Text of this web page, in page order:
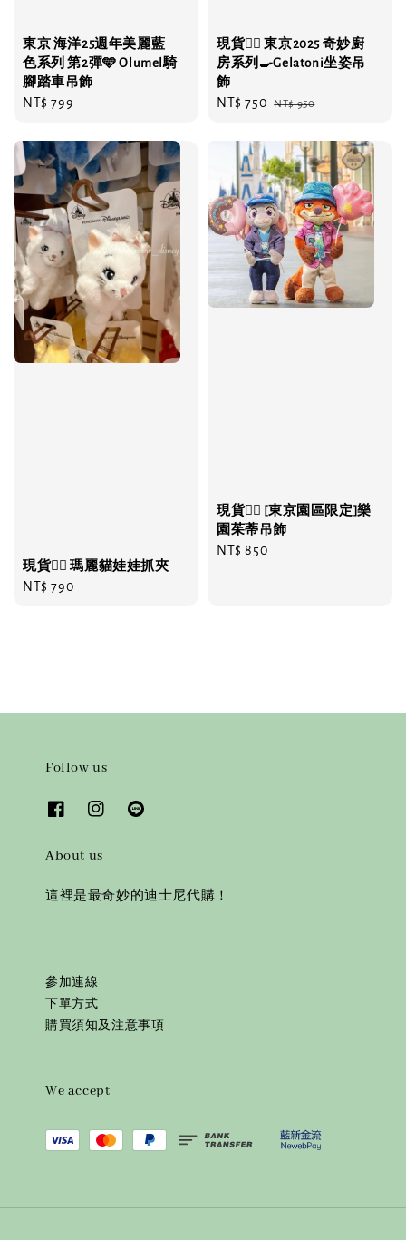
東京 海洋25週年美麗藍
色系列 第2彈🩵 Olumel騎
腳踏車吊飾
Regular
NT$ 799
現貨❤️‍🔥 東京2025 奇妙廚
房系列🍳Gelatoni坐姿吊
飾
Sale
NT$ 750 Regular
NT$ 950
現貨❤️‍🔥 瑪麗貓娃娃抓夾
Regular
NT$ 790
現貨❤️‍🔥 [東京園區限定]樂
園茱蒂吊飾
Regular
NT$ 850
Follow us
About us
這裡是最奇妙的迪士尼代購！
參加連線
下單方式
購買須知及注意事項
We accept